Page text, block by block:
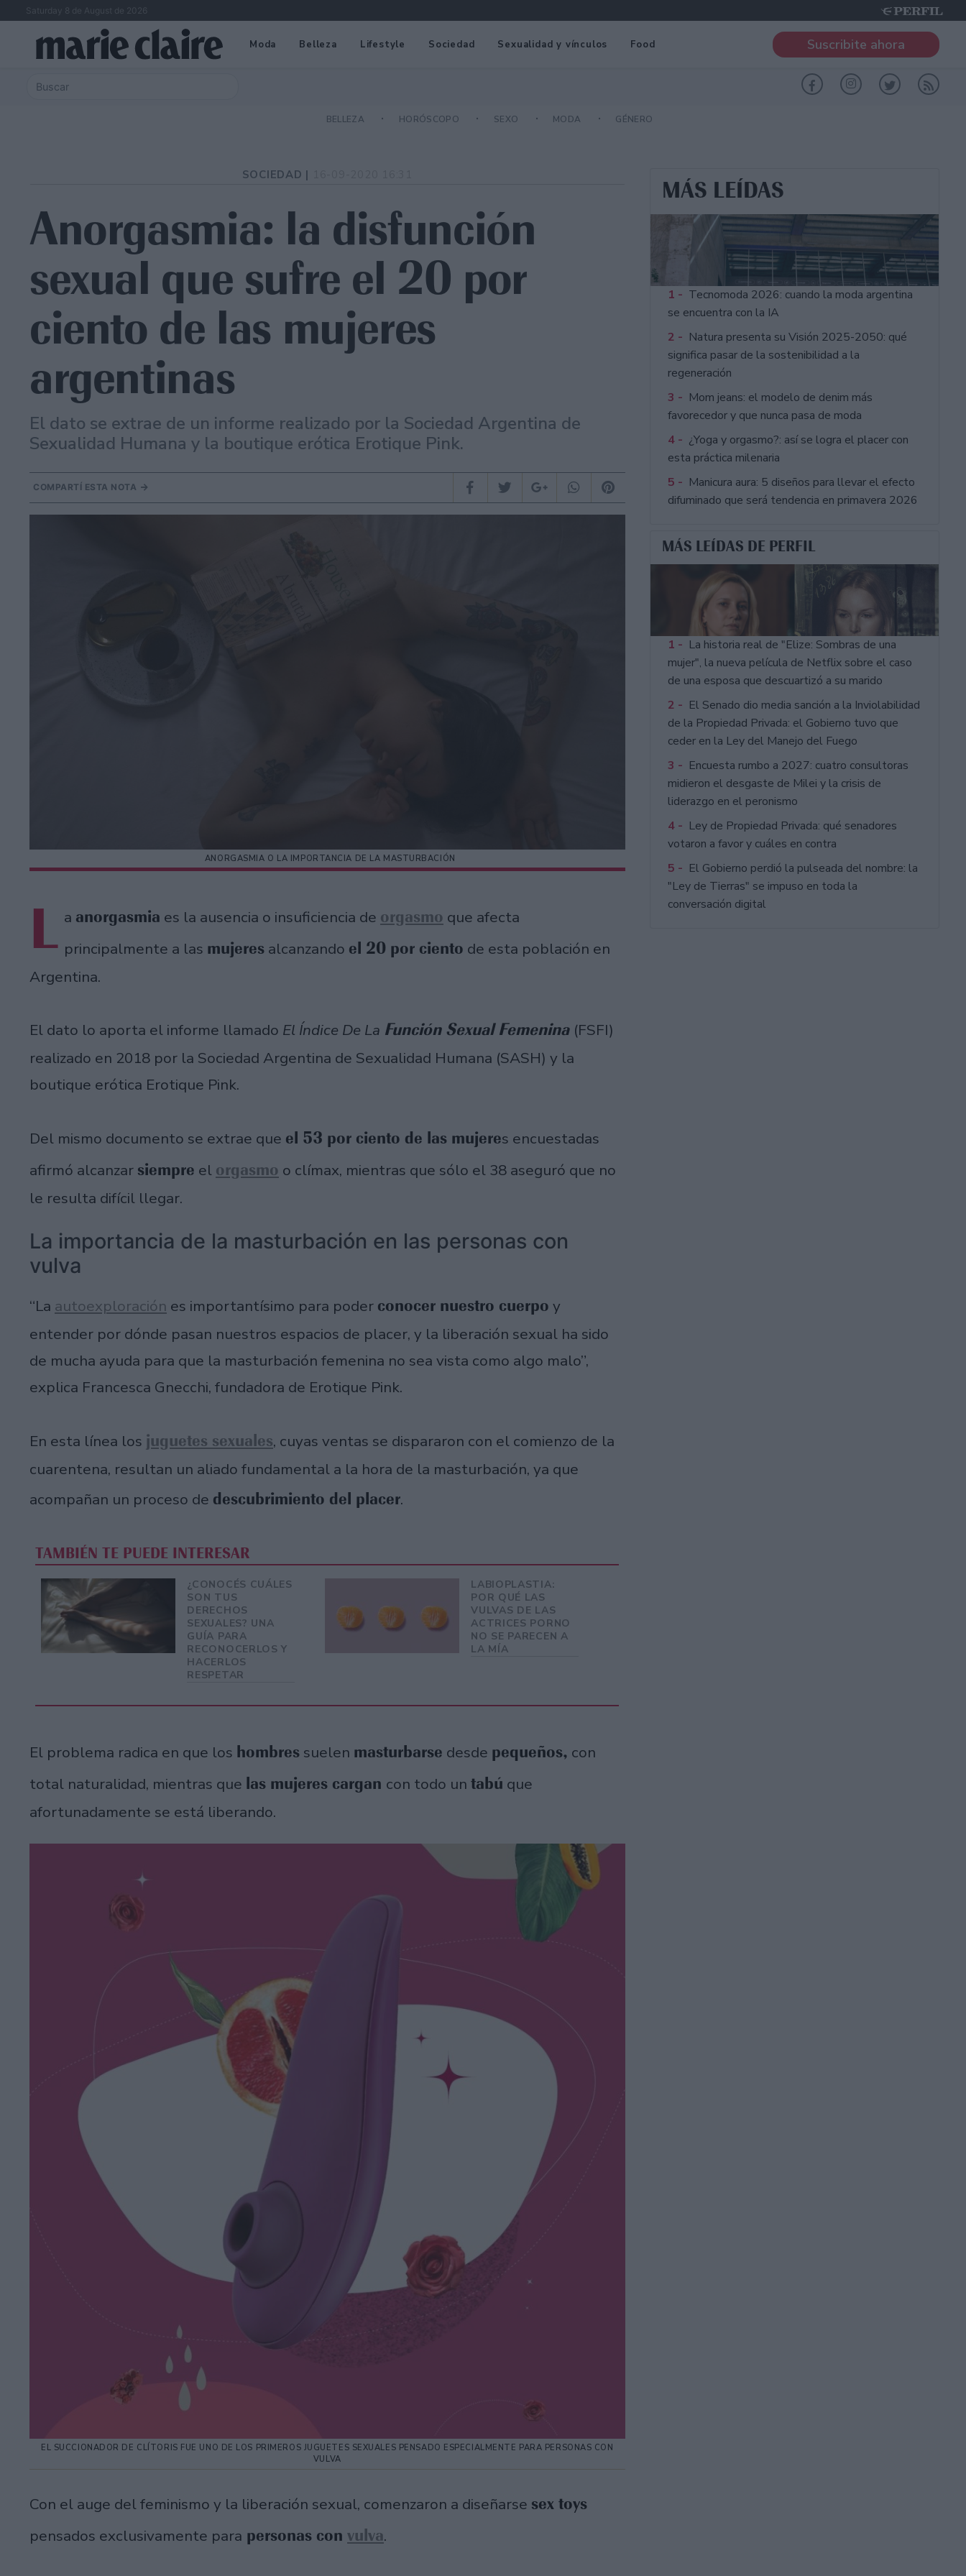
Saturday 8 de August de 2026
Moda Belleza Lifestyle Sociedad Sexualidad y vínculos Food Suscribite ahora
BELLEZA HORÓSCOPO SEXO MODA GÉNERO
SOCIEDAD |
Anorgasmia: la disfunción
sexual que sufre el 20 por
ciento de las mujeres
argentinas
El dato se extrae de un informe realizado por la Sociedad Argentina de
Sexualidad Humana y la boutique erótica Erotique Pink.
COMPARTÍ ESTA NOTA
ANORGASMIA O LA IMPORTANCIA DE LA MASTURBACIÓN
L a anorgasmia es la ausencia o insuficiencia de orgasmo que afecta
principalmente a las mujeres alcanzando el 20 por ciento de esta población en
Argentina.
El dato lo aporta el informe llamado El Índice De La Función Sexual Femenina (FSFI)
realizado en 2018 por la Sociedad Argentina de Sexualidad Humana (SASH) y la
boutique erótica Erotique Pink.
Del mismo documento se extrae que el 53 por ciento de las mujeres encuestadas
afirmó alcanzar siempre el orgasmo o clímax, mientras que sólo el 38 aseguró que no
le resulta difícil llegar.
La importancia de la masturbación en las personas con
vulva
“La autoexploración es importantísimo para poder conocer nuestro cuerpo y
entender por dónde pasan nuestros espacios de placer, y la liberación sexual ha sido
de mucha ayuda para que la masturbación femenina no sea vista como algo malo”,
explica Francesca Gnecchi, fundadora de Erotique Pink.
En esta línea los juguetes sexuales, cuyas ventas se dispararon con el comienzo de la
cuarentena, resultan un aliado fundamental a la hora de la masturbación, ya que
acompañan un proceso de descubrimiento del placer.
TAMBIÉN TE PUEDE INTERESAR
¿CONOCÉS CUÁLES
SON TUS
DERECHOS
SEXUALES? UNA
GUÍA PARA
RECONOCERLOS Y
HACERLOS
RESPETAR
LABIOPLASTIA:
POR QUÉ LAS
VULVAS DE LAS
ACTRICES PORNO
NO SE PARECEN A
LA MÍA
El problema radica en que los hombres suelen masturbarse desde pequeños, con
total naturalidad, mientras que las mujeres cargan con todo un tabú que
afortunadamente se está liberando.
EL SUCCIONADOR DE CLÍTORIS FUE UNO DE LOS PRIMEROS JUGUETES SEXUALES PENSADO ESPECIALMENTE PARA PERSONAS CON
VULVA
Con el auge del feminismo y la liberación sexual, comenzaron a diseñarse sex toys
pensados exclusivamente para personas con vulva.
MÁS LEÍDAS
1 - Tecnomoda 2026: cuando la moda argentina
se encuentra con la IA
2 - Natura presenta su Visión 2025-2050: qué
significa pasar de la sostenibilidad a la
regeneración
3 - Mom jeans: el modelo de denim más
favorecedor y que nunca pasa de moda
4 - ¿Yoga y orgasmo?: así se logra el placer con
esta práctica milenaria
5 - Manicura aura: 5 diseños para llevar el efecto
difuminado que será tendencia en primavera 2026
MÁS LEÍDAS DE PERFIL
1 - La historia real de "Elize: Sombras de una
mujer", la nueva película de Netflix sobre el caso
de una esposa que descuartizó a su marido
2 - El Senado dio media sanción a la Inviolabilidad
de la Propiedad Privada: el Gobierno tuvo que
ceder en la Ley del Manejo del Fuego
3 - Encuesta rumbo a 2027: cuatro consultoras
midieron el desgaste de Milei y la crisis de
liderazgo en el peronismo
4 - Ley de Propiedad Privada: qué senadores
votaron a favor y cuáles en contra
5 - El Gobierno perdió la pulseada del nombre: la
"Ley de Tierras" se impuso en toda la
conversación digital